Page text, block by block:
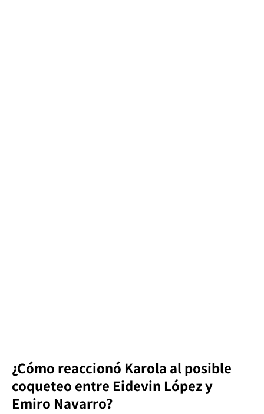
¿Cómo reaccionó Karola al posible
coqueteo entre Eidevin López y
Emiro Navarro?